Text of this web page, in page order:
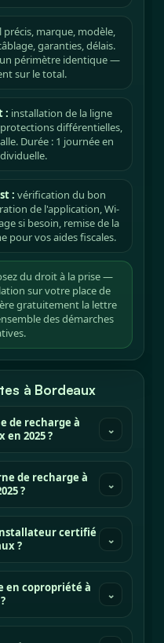
précis, marque, modèle,
garanties, délais.
un périmètre identique —
sur le total.
: installation de la ligne
différentielles,
Durée : 1 journée en
: vérification du bon
de l'application, Wi-
si besoin, remise de la
pour vos aides fiscales.
du droit à la prise —
sur votre place de
gratuitement la lettre
des démarches
à Bordeaux
de recharge à
en 2025 ?
⌄
de recharge à
?
⌄
certifié
?
⌄
en copropriété à
⌄